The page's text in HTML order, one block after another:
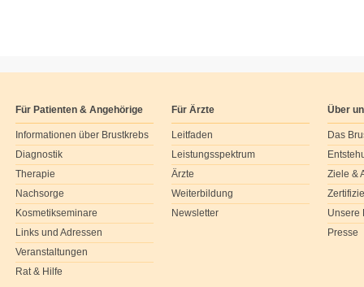
Für Patienten & Angehörige
Informationen über Brustkrebs
Diagnostik
Therapie
Nachsorge
Kosmetikseminare
Links und Adressen
Veranstaltungen
Rat & Hilfe
Für Ärzte
Leitfaden
Leistungsspektrum
Ärzte
Weiterbildung
Newsletter
Über
Das
Ziele &
Unsere
Presse